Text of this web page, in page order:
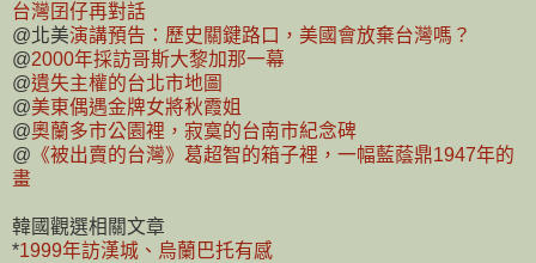
台灣囝仔再對話
@北美演講預告：歷史關鍵路口，美國會放棄台灣嗎？
@2000年採訪哥斯大黎加那一幕
@遺失主權的台北市地圖
@美東偶遇金牌女將秋霞姐
@奧蘭多市公園裡，寂寞的台南市紀念碑
@ 《被出賣的台灣》葛超智的箱子裡，一幅藍蔭鼎1947年的
畫
韓國觀選相關文章
*1999年訪漢城、烏蘭巴托有感